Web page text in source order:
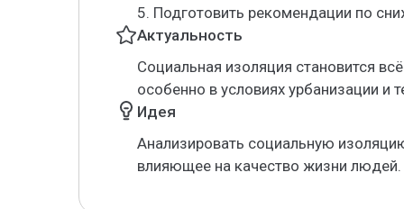
5. Подготовить рекомендации по
Актуальность
Социальная изоляция становится
особенно в условиях урбанизации и
Идея
Анализировать социальную
влияющее на качество жизни людей.